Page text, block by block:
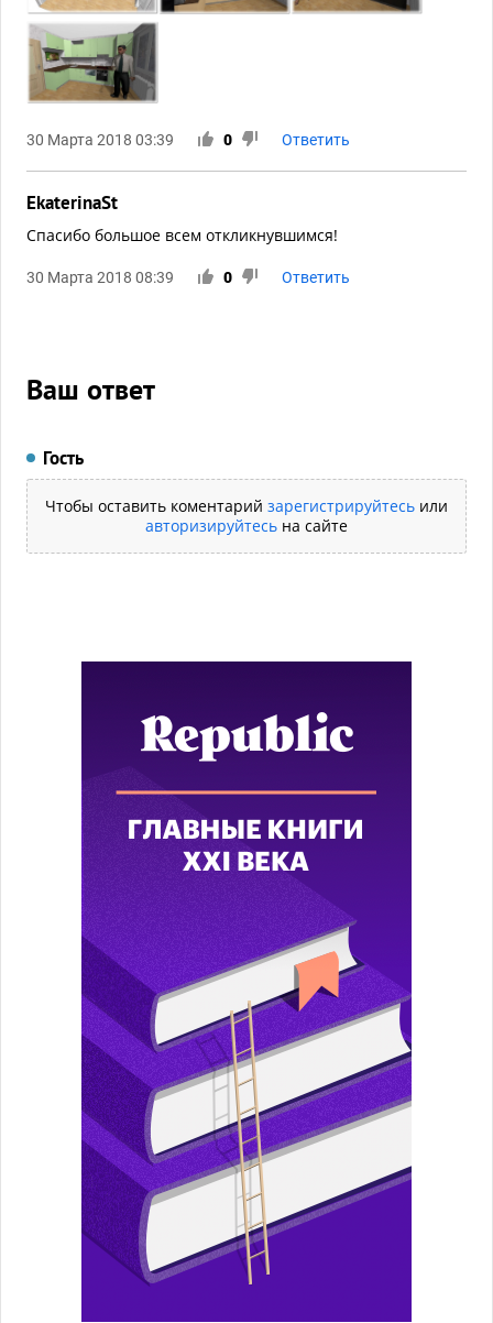
30 Марта 2018 03:39 0 Ответить
EkaterinaSt
Спасибо большое всем откликнувшимся!
30 Марта 2018 08:39 0 Ответить
Ваш ответ
Гость
Чтобы оставить коментарий зарегистрируйтесь или
авторизируйтесь на сайте